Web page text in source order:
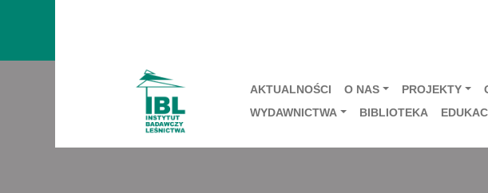
AKTUALNOŚCI O NAS PROJEKTY
WYDAWNICTWA
BIBLIOTEKA